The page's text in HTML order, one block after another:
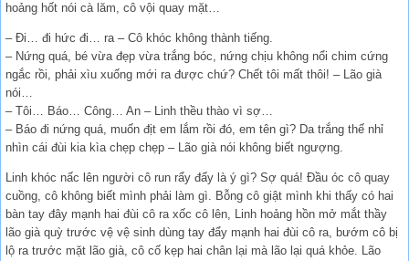
hoảng hốt nói cà lăm, cô vội quay mặt…
– Đi… đi hức đi… ra – Cô khóc không thành tiếng.
– Nứng quá, bé vừa đẹp vừa trắng bóc, nứng chịu không nổi chim cứng
ngắc rồi, phải xìu xuống mới ra được chứ? Chết tôi mất thôi! – Lão già
nói…
– Tôi… Báo… Công… An – Linh thều thào vì sợ…
– Báo đi nứng quá, muốn địt em lắm rồi đó, em tên gì? Da trắng thế nhỉ
nhìn cái đùi kia kìa chẹp chẹp – Lão già nói không biết ngượng.
Linh khóc nấc lên người cô run rẩy đấy là ý gì? Sợ quá! Đầu óc cô quay
cuồng, cô không biết mình phải làm gì. Bỗng cô giật mình khi thấy có hai
bàn tay đây mạnh hai đùi cô ra xốc cô lên, Linh hoảng hồn mở mắt thầy
lão già quỳ trước vệ vệ sinh dùng tay đẩy mạnh hai đùi cô ra, bướm cô bị
lộ ra trước mặt lão già, cô cố kẹp hai chân lại mà lão lại quá khỏe. Lão